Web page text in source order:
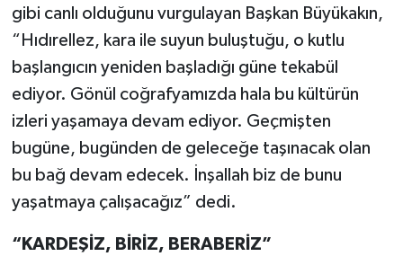
gibi canlı olduğunu vurgulayan Başkan Büyükakın,
“Hıdırellez, kara ile suyun buluştuğu, o kutlu
başlangıcın yeniden başladığı güne tekabül
ediyor. Gönül coğrafyamızda hala bu kültürün
izleri yaşamaya devam ediyor. Geçmişten
bugüne, bugünden de geleceğe taşınacak olan
bu bağ devam edecek. İnşallah biz de bunu
yaşatmaya çalışacağız” dedi.
“KARDEŞİZ, BİRİZ, BERABERİZ”